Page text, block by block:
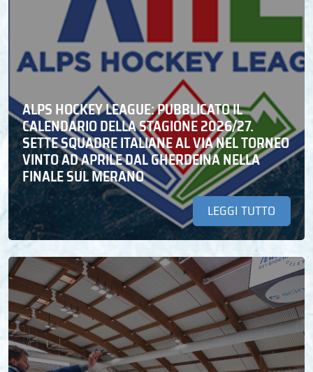
ALPS HOCKEY LEAGUE: PUBBLICATO IL
CALENDARIO DELLA STAGIONE 2026/27.
SETTE SQUADRE ITALIANE AL VIA NEL TORNEO
VINTO AD APRILE DAL GHERDEINA NELLA
FINALE SUL MERANO
LEGGI TUTTO